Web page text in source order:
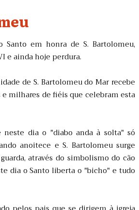
Santo em honra de S. Bartolomeu,
e ainda hoje perdura.
de S. Bartolomeu do Mar recebe
milhares de fiéis que celebram esta
neste dia o "diabo anda à solta" só
anoitece e S. Bartolomeu surge
através do simbolismo do cão
dia o Santo liberta o "bicho" e tudo